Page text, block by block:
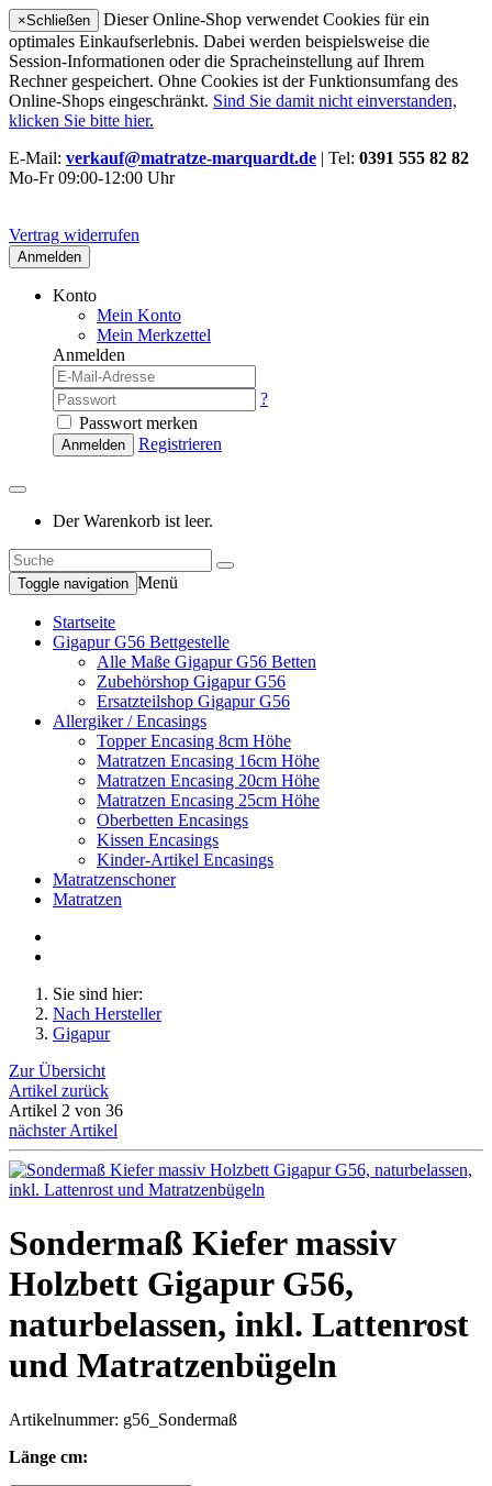
×Schließen
Dieser Online-Shop verwendet Cookies für ein
optimales Einkaufserlebnis. Dabei werden beispielsweise die
Session-Informationen oder die Spracheinstellung auf Ihrem
Rechner gespeichert. Ohne Cookies ist der Funktionsumfang des
Online-Shops eingeschränkt. Sind Sie damit nicht einverstanden,
klicken Sie bitte hier.
E-Mail: verkauf@matratze-marquardt.de | Tel: 0391 555 82 82
Mo-Fr 09:00-12:00 Uhr
Vertrag widerrufen
Anmelden
Konto
Mein Konto
Mein Merkzettel
Anmelden
?
Passwort merken
Anmelden Registrieren
Der Warenkorb ist leer.
Toggle navigation Menü
Startseite
Gigapur G56 Bettgestelle
Alle Maße Gigapur G56 Betten
Zubehörshop Gigapur G56
Ersatzteilshop Gigapur G56
Allergiker / Encasings
Topper Encasing 8cm Höhe
Matratzen Encasing 16cm Höhe
Matratzen Encasing 20cm Höhe
Matratzen Encasing 25cm Höhe
Oberbetten Encasings
Kissen Encasings
Kinder-Artikel Encasings
Matratzenschoner
Matratzen
Sie sind hier:
Nach Hersteller
Gigapur
Zur Übersicht
Artikel zurück
Artikel 2 von 36
nächster Artikel
Sondermaß Kiefer massiv
Holzbett Gigapur G56,
naturbelassen, inkl. Lattenrost
und Matratzenbügeln
Artikelnummer: g56_Sondermaß
Länge cm: